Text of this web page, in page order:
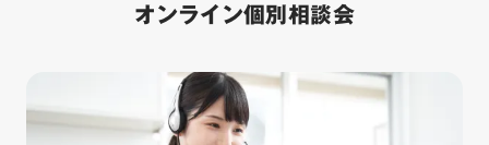
オンライン個別相談会